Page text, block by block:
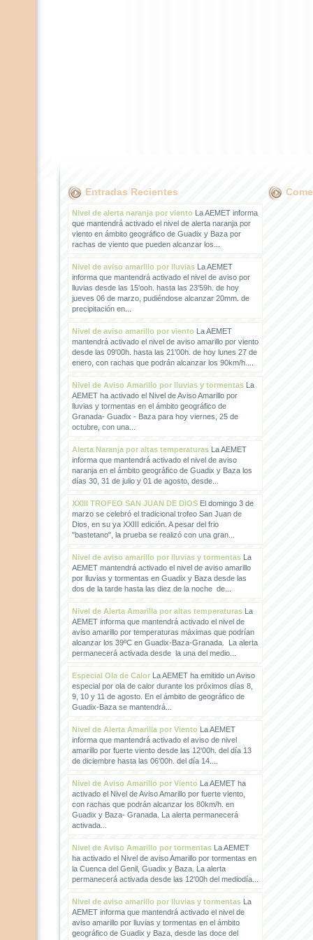
Entradas Recientes
Nivel de alerta naranja por vientoLa AEMET informa
que mantendrá activado el nivel de alerta naranja por
viento en ámbito geográfico de Guadix y Baza por
rachas de viento que pueden alcanzar los...
Nivel de aviso amarillo por lluviasLa AEMET
informa que mantendrá activado el nivel de aviso por
lluvias desde las 15'ooh. hasta las 23'59h. de hoy
jueves 06 de marzo, pudiéndose alcanzar 20mm. de
precipitación en...
Nivel de aviso amarillo por vientoLa AEMET
mantendrá activado el nivel de aviso amarillo por viento
desde las 09'00h. hasta las 21'00h. de hoy lunes 27 de
enero, con rachas que podrán alcanzar los 90km/h....
Nivel de Aviso Amarillo por lluvias y tormentasLa
AEMET ha activado el Nivel de Aviso Amarillo por
lluvias y tormentas en el ámbito geográfico de
Granada- Guadix - Baza para hoy viernes, 25 de
octubre, con una...
Alerta Naranja por altas temperaturasLa AEMET
informa que mantendrá activado el nivel de aviso
naranja en el ámbito geográfico de Guadix y Baza los
días 30, 31 de julio y 01 de agosto, desde...
XXIII TROFEO SAN JUAN DE DIOSEl domingo 3 de
marzo se celebró el tradicional trofeo San Juan de
Dios, en su ya XXIII edición. A pesar del frio
"bastetano", la prueba se realizó con una gran...
Nivel de aviso amarillo por lluvias y tormentasLa
AEMET mantendrá activado el nivel de aviso amarillo
por lluvias y tormentas en Guadix y Baza desde las
dos de la tarde hasta las diez de la noche de...
Nivel de Alerta Amarilla por altas temperaturasLa
AEMET informa que mantendrá activado el nivel de
aviso amarillo por temperaturas máximas que podrían
alcanzar los 39ºC en Guadix-Baza-Granada. La alerta
permanecerá activada desde la una del medio...
Especial Ola de CalorLa AEMET ha emitido un Aviso
especial por ola de calor durante los próximos días 8,
9, 10 y 11 de agosto. En el ámbito de geográfico de
Guadix-Baza se mantendrá...
Nivel de Alerta Amarilla por VientoLa AEMET
informa que mantendrá activado el aviso de nivel
amarillo por fuerte viento desde las 12'00h. del día 13
de diciembre hasta las 06'00h. del día 14....
Nivel de Aviso Amarillo por VientoLa AEMET ha
activado el Nivel de Aviso Amarillo por fuerte viento,
con rachas que podrán alcanzar los 80km/h. en
Guadix y Baza- Granada. La alerta permanecerá
activada...
Nivel de Aviso Amarillo por tormentasLa AEMET
ha activado el Nivel de aviso Amarillo por tormentas en
la Cuenca del Genil, Guadix y Baza. La alerta
permanecerá activada desde las 12'00h del mediodía...
Nivel de aviso amarillo por lluvias y tormentasLa
AEMET informa que mantendrá activado el nivel de
aviso amarillo por lluvias y tormentas en el ámbito
geográfico de Guadix y Baza, desde las doce del